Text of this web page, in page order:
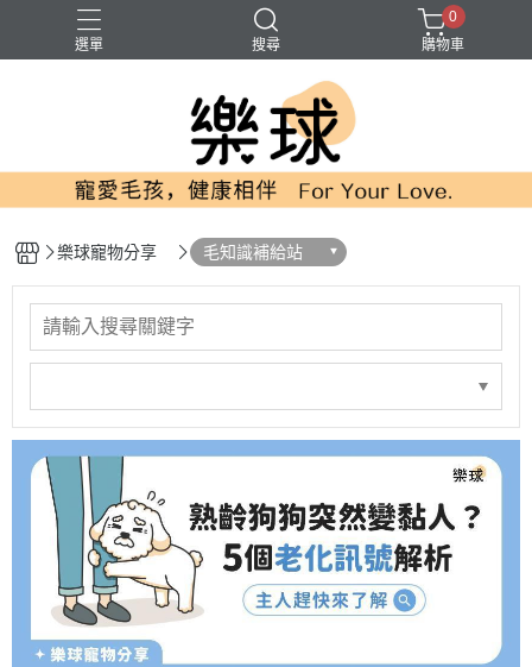
選單 搜尋
皮膚保健 護眼
0
購物車
樂球寵物分享 毛知識補給站